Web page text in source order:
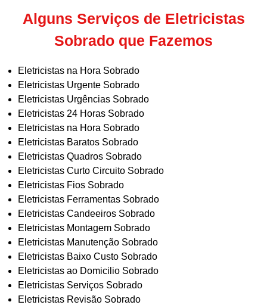
Alguns Serviços de Eletricistas
Sobrado que Fazemos
Eletricistas na Hora Sobrado
Eletricistas Urgente Sobrado
Eletricistas Urgências Sobrado
Eletricistas 24 Horas Sobrado
Eletricistas na Hora Sobrado
Eletricistas Baratos Sobrado
Eletricistas Quadros Sobrado
Eletricistas Curto Circuito Sobrado
Eletricistas Fios Sobrado
Eletricistas Ferramentas Sobrado
Eletricistas Candeeiros Sobrado
Eletricistas Montagem Sobrado
Eletricistas Manutenção Sobrado
Eletricistas Baixo Custo Sobrado
Eletricistas ao Domicilio Sobrado
Eletricistas Serviços Sobrado
Eletricistas Revisão Sobrado